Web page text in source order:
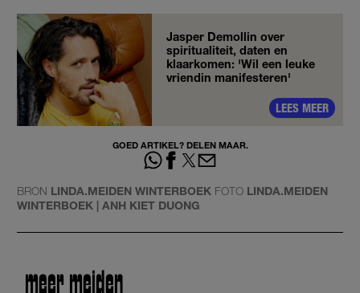
Jasper Demollin over
spiritualiteit, daten en
klaarkomen: 'Wil een leuke
vriendin manifesteren'
LEES MEER
GOED ARTIKEL? DELEN MAAR.
BRON LINDA.MEIDEN WINTERBOEK FOTO LINDA.MEIDEN
WINTERBOEK | ANH KIET DUONG
meer meiden